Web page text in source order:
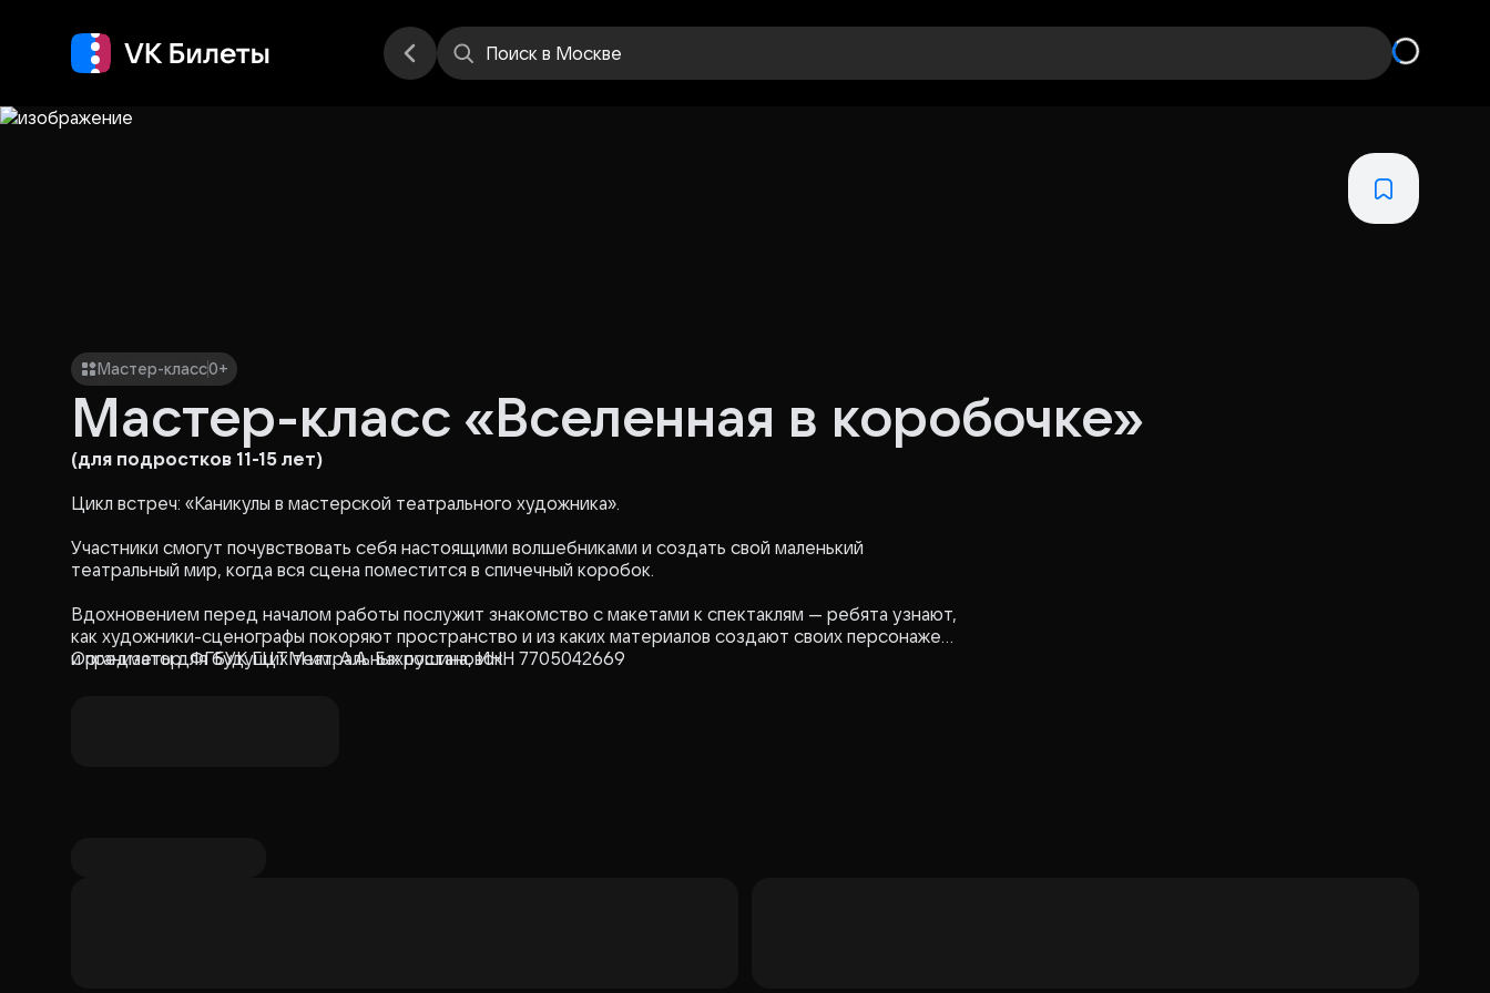
Поиск в Москве
Мастер-класс0+
Мастер-класс «Вселенная в коробочке»
(для подростков 11-15 лет)
Цикл встреч: «Каникулы в мастерской театрального художника».
Участники смогут почувствовать себя настоящими волшебниками и создать свой маленький
театральный мир, когда вся сцена поместится в спичечный коробок.
Вдохновением перед началом работы послужит знакомство с макетами к спектаклям — ребята узнают,
как художники-сценографы покоряют пространство и из каких материалов создают своих персонажей
и предметы для будущих театральных постановок.
Организатор: ФГБУК ГЦТМ им. А.А. Бахрушина, ИНН 7705042669